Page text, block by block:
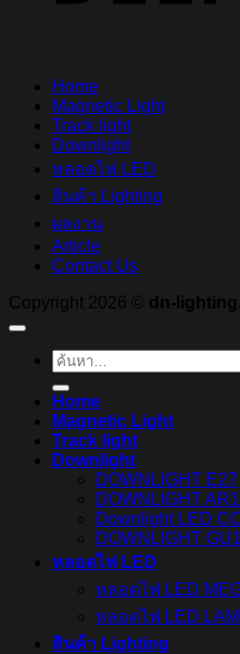
Home
Magnetic Light
Track light
Downlight
หลอดไฟ LED
สินค้า Lighting
ผลงาน
Article
Contact Us
Copyright 2026 © dn-
ค้นหา:
Home
Magnetic Light
Track light
Downlight
DOWNLIGHT E27
DOWNLIGHT
Downlight LED
DOWNLIGHT
หลอดไฟ LED
หลอดไฟ LED
หลอดไฟ LED
สินค้า Lighting